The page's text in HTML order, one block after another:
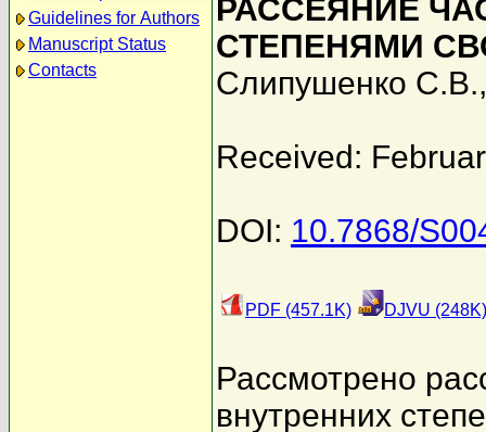
Guidelines for Authors
Manuscript Status
Contacts
РАССЕЯНИЕ
СТЕПЕНЯМИ
Слипушенко С.В.
Received:
DOI: 10.7868/
PDF (457.1K) DJVU (248K)
Рассмотрено
внутренних